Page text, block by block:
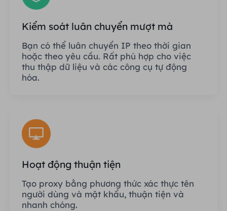
Kiểm soát luân chuyển mượt mà
Bạn có thể luân chuyển IP theo thời gian
hoặc theo yêu cầu. Rất phù hợp cho việc
thu thập dữ liệu và các công cụ tự động
hóa.
Hoạt động thuận tiện
Tạo proxy bằng phương thức xác thực tên
người dùng và mật khẩu, thuận tiện và
nhanh chóng.